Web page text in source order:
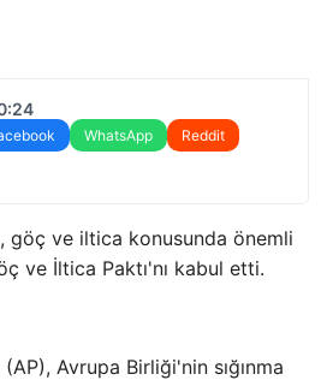
WhatsApp
Reddit
göç ve iltica konusunda önemli
ve İltica Paktı'nı kabul etti.
Avrupa Birliği'nin sığınma